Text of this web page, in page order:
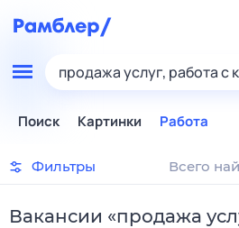
продажа услуг, работа с
Поиск Картинки Работа
Фильтры Всего
Вакансии «продажа